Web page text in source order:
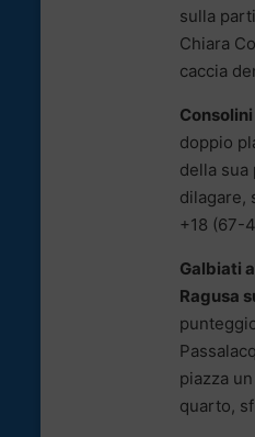
sulla
Chiara
caccia
doppio
della
dilagare,
+18 (67-
Galbiati
Ragusa
piazza
quarto,